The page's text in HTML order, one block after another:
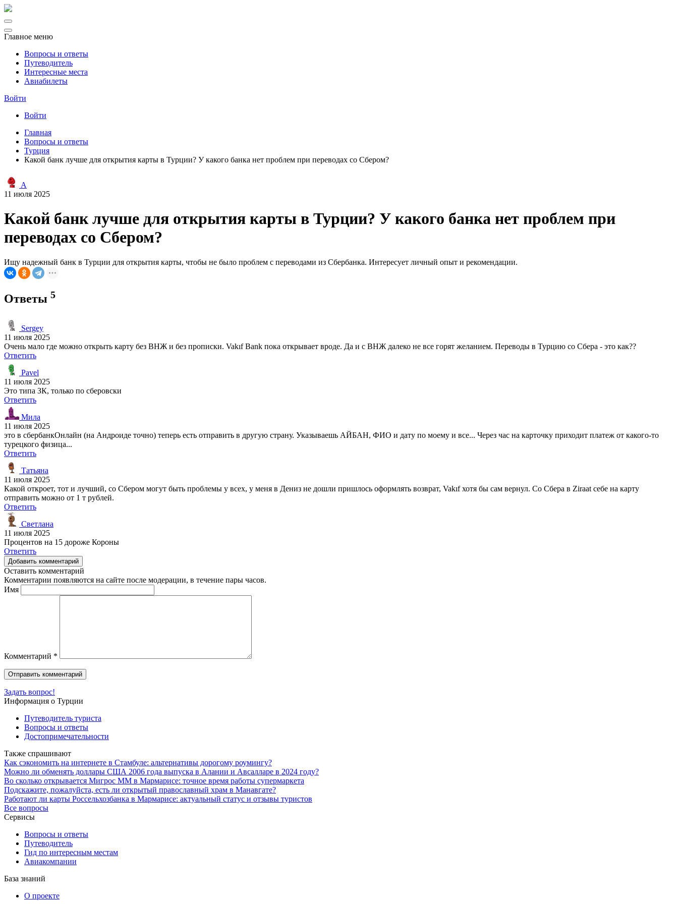
Главное меню
Вопросы и ответы
Путеводитель
Интересные места
Авиабилеты
Войти
Войти
Главная
Вопросы и ответы
Турция
Какой банк лучше для открытия карты в Турции? У какого банка нет проблем при переводах со Сбером?
A
11 июля 2025
Какой банк лучше для открытия карты в Турции? У какого банка нет проблем при
переводах со Сбером?
Ищу надежный банк в Турции для открытия карты, чтобы не было проблем с переводами из Сбербанка. Интересует личный опыт и рекомендации.
Ответы 5
Sergey
11 июля 2025
Очень мало где можно открыть карту без ВНЖ и без прописки. Vakıf Bank пока открывает вроде. Да и с ВНЖ далеко не все горят желанием. Переводы в Турцию со Сбера - это как??
Ответить
Pavel
11 июля 2025
Это типа ЗК, только по сберовски
Ответить
Мила
11 июля 2025
это в сбербанкОнлайн (на Андроиде точно) теперь есть отправить в другую страну. Указываешь АЙБАН, ФИО и дату по моему и все... Через час на карточку приходит платеж от какого-то
турецкого физица...
Ответить
Татьяна
11 июля 2025
Какой откроет, тот и лучший, со Сбером могут быть проблемы у всех, у меня в Дениз не дошли пришлось оформлять возврат, Vakıf хотя бы сам вернул. Со Сбера в Ziraat себе на карту
отправить можно от 1 т рублей.
Ответить
Светлана
11 июля 2025
Процентов на 15 дороже Короны
Ответить
Добавить комментарий
Оставить комментарий
Комментарии появляются на сайте после модерации, в течение пары часов.
Имя
Комментарий *
Задать вопрос!
Информация о Турции
Путеводитель туриста
Вопросы и ответы
Достопримечательности
Также спрашивают
Как сэкономить на интернете в Стамбуле: альтернативы дорогому роумингу?
Можно ли обменять доллары США 2006 года выпуска в Алании и Авсалларе в 2024 году?
Во сколько открывается Мигрос ММ в Мармарисе: точное время работы супермаркета
Подскажите, пожалуйста, есть ли открытый православный храм в Манавгате?
Работают ли карты Россельхозбанка в Мармарисе: актуальный статус и отзывы туристов
Все вопросы
Сервисы
Вопросы и ответы
Путеводитель
Гид по интересным местам
Авиакомпании
База знаний
О проекте